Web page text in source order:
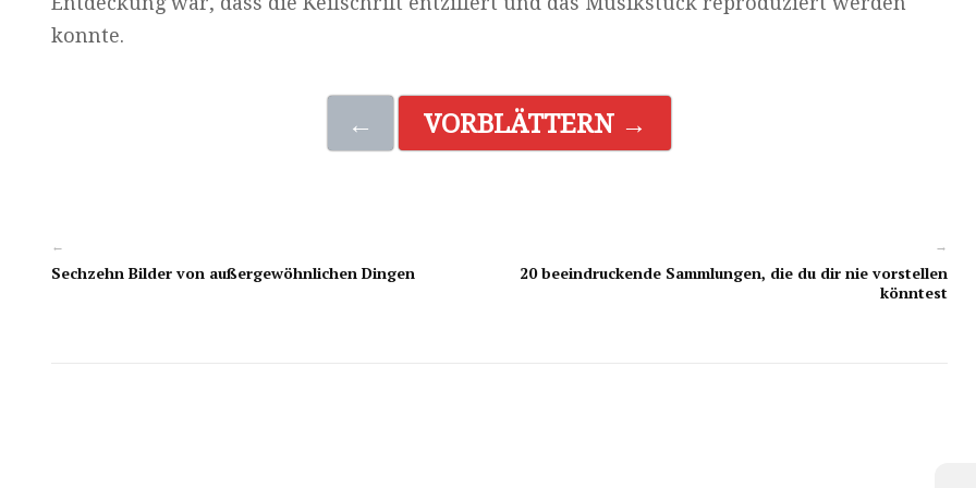
konnte.
← VORBLÄTTERN →
←
Sechzehn Bilder von außergewöhnlichen Dingen
→
20 beeindruckende Sammlungen, die du dir nie vorstellen
könntest